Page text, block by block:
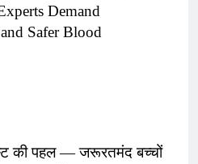
Demand
Safer Blood
की पहल — जरूरतमंद बच्चों